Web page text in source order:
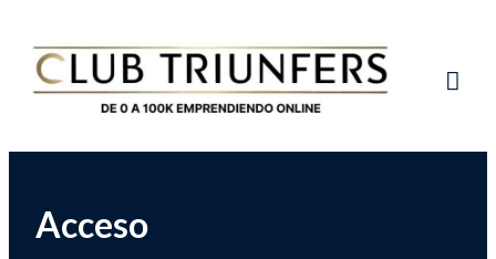
contenido
Club Triunfers
Acceso